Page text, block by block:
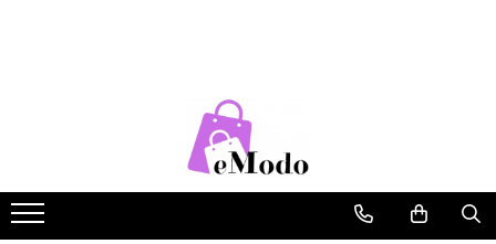
CADOU MAMĂ
CADOU FIICĂ
RUCSACURI DAMA
CURELE DAMA
PORTOFELE BARBATI
RUCSACURI BARBATI